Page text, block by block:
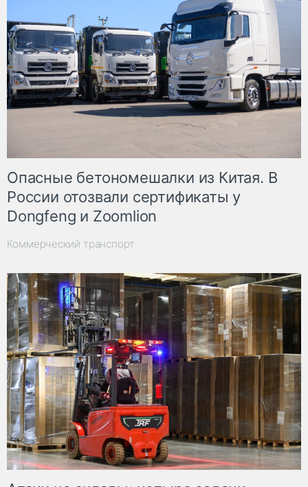
Опасные бетономешалки из Китая. В
России отозвали сертификаты у
Dongfeng и Zoomlion
Коммерческий транспорт